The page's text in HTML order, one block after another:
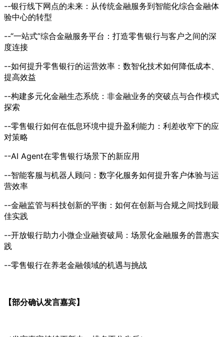
--银行线下网点的未来：从传统金融服务到智能化综合金融体
验中心的转型
--“一站式”综合金融服务平台：打造零售银行与客户之间的深
度连接
--如何提升零售银行的运营效率：数智化技术如何降低成本、
提高效益
--构建多元化金融生态系统：非金融业务的突破点与合作模式
探索
--零售银行如何在低息环境中提升盈利能力：利差收窄下的应
对策略
--AI Agent在零售银行场景下的新应用
--智能客服与机器人顾问：数字化服务如何提升客户体验与运
营效率
--金融监管与科技创新的平衡：如何在创新与合规之间找到最
佳实践
--开放银行助力小微企业融资破局：场景化金融服务的普惠实
践
--零售银行在养老金融领域的机遇与挑战
【部分确认发言嘉宾】